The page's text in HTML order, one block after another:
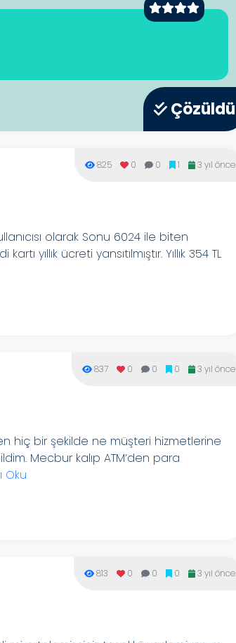
Çözüldü
825 0 0 1 3 yıl önce
olarak Sonu 6024 ile biten
yıllık ücreti yansıtılmıştır. Yıllık 354 TL
837 0 0 0 3 yıl önce
hiç bir şekilde ne müşteri hizmetlerine
Mecbur kalıp ATM’den para
Oku
813 0 0 0 3 yıl önce